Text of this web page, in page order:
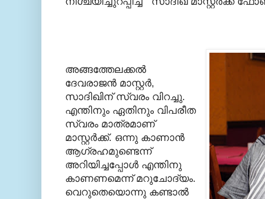
അങ്ങത്തേലക്കല്‍
ദേവരാജന്‍ മാസ്റ്റര്‍,
സാദിഖിന് സ്വരം വിറച്ചു.
എന്തിനും ഏതിനും വിപരീത
സ്വരം മാത്രമാണ്
മാസ്റ്റര്‍ക്ക്. ഒന്നു കാണാന്‍
ആഗ്രഹമുണ്ടെന്ന്
അറിയിച്ചപ്പോള്‍ എന്തിനു
കാണണമെന്ന് മറുചോദ്യം.
വെറുതെയൊന്നു കണ്ടാല്‍